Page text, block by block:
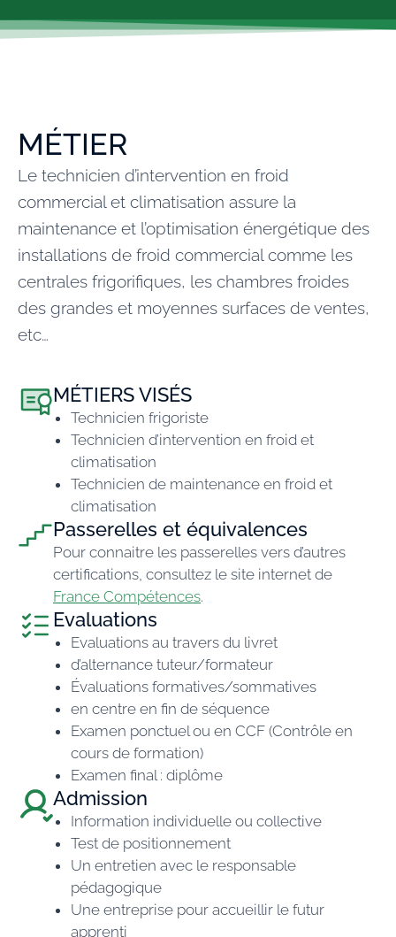
MÉTIER
Le technicien d’intervention en froid
commercial et climatisation assure la
maintenance et l’optimisation énergétique des
installations de froid commercial comme les
centrales frigorifiques, les chambres froides
des grandes et moyennes surfaces de ventes,
etc…
MÉTIERS VISÉS
Technicien frigoriste
Technicien d’intervention en froid et
climatisation
Technicien de maintenance en froid et
climatisation
Passerelles et équivalences
Pour connaitre les passerelles vers d’autres
certifications, consultez le site internet de
France Compétences.
Evaluations
Evaluations au travers du livret
d’alternance tuteur/formateur
Évaluations formatives/sommatives
en centre en fin de séquence
Examen ponctuel ou en CCF (Contrôle en
cours de formation)
Examen final : diplôme
Admission
Information individuelle ou collective
Test de positionnement
Un entretien avec le responsable
pédagogique
Une entreprise pour accueillir le futur
apprenti